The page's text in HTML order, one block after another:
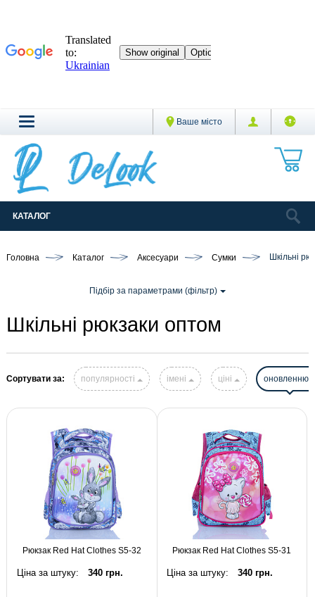
Ваше місто
КАТАЛОГ
Головна Каталог Аксесуари Сумки Шкільні
Підбір за параметрами (фільтр)
Шкільні рюкзаки оптом
Сортувати за: популярності імені ціні оновленню
Рюкзак Red Hat Clothes S5-32
Ціна за штуку: 340 грн.
Рюкзак Red Hat Clothes S5-31
Ціна за штуку: 340 грн.